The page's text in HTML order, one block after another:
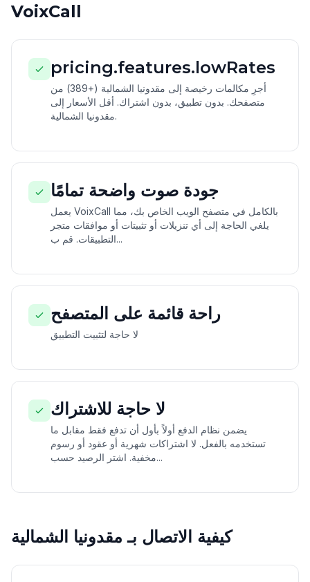
VoixCall
pricing.features.lowRates
أجرِ مكالمات رخيصة إلى مقدونيا الشمالية (+389) من
متصفحك. بدون تطبيق، بدون اشتراك. أقل الأسعار إلى
مقدونيا الشمالية.
جودة صوت واضحة تمامًا
يعمل VoixCall بالكامل في متصفح الويب الخاص بك، مما
يلغي الحاجة إلى أي تنزيلات أو تثبيتات أو موافقات متجر
التطبيقات. قم ب...
راحة قائمة على المتصفح
لا حاجة لتثبيت التطبيق
لا حاجة للاشتراك
يضمن نظام الدفع أولاً بأول أن تدفع فقط مقابل ما
تستخدمه بالفعل. لا اشتراكات شهرية أو عقود أو رسوم
مخفية. اشتر الرصيد حسب...
كيفية الاتصال بـ مقدونيا الشمالية